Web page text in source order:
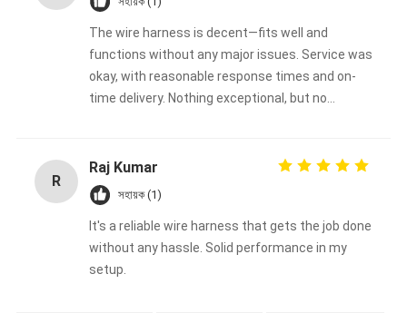
The wire harness is decent—fits well and
functions without any major issues. Service was
okay, with reasonable response times and on-
time delivery. Nothing exceptional, but no
R
Raj Kumar
সহায়ক (1)
It's a reliable wire harness that gets the job done
without any hassle. Solid performance in my
setup.